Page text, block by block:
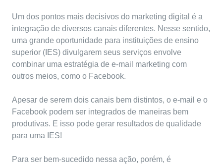
Um dos pontos mais decisivos do marketing digital é a
integração de diversos canais diferentes. Nesse sentido,
uma grande oportunidade para instituições de ensino
superior (IES) divulgarem seus serviços envolve
combinar uma estratégia de e-mail marketing com
outros meios, como o Facebook.
Apesar de serem dois canais bem distintos, o e-mail e o
Facebook podem ser integrados de maneiras bem
produtivas. E isso pode gerar resultados de qualidade
para uma IES!
Para ser bem-sucedido nessa ação, porém, é